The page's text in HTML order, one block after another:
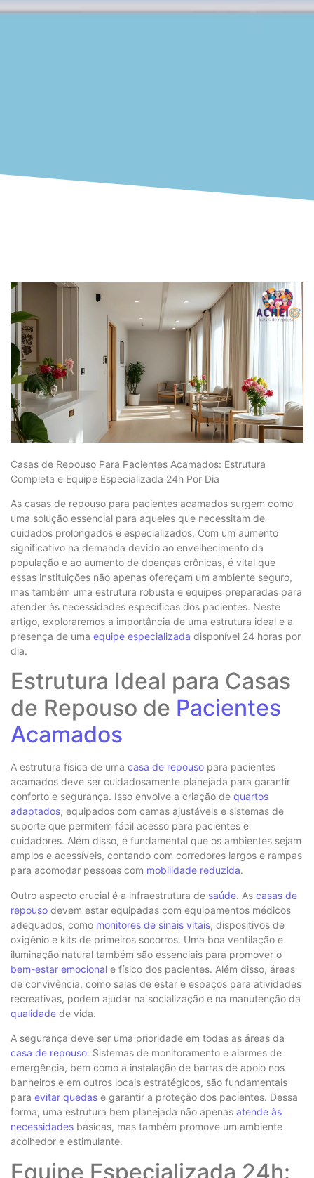
Casas de Repouso Para Pacientes Acamados: Estrutura
Completa e Equipe Especializada 24h Por Dia
As casas de repouso para pacientes acamados surgem como
uma solução essencial para aqueles que necessitam de
cuidados prolongados e especializados. Com um aumento
significativo na demanda devido ao envelhecimento da
população e ao aumento de doenças crônicas, é vital que
essas instituições não apenas ofereçam um ambiente seguro,
mas também uma estrutura robusta e equipes preparadas para
atender às necessidades específicas dos pacientes. Neste
artigo, exploraremos a importância de uma estrutura ideal e a
presença de uma equipe especializada disponível 24 horas por
dia.
Estrutura Ideal para Casas
de Repouso de Pacientes
Acamados
A estrutura física de uma casa de repouso para pacientes
acamados deve ser cuidadosamente planejada para garantir
conforto e segurança. Isso envolve a criação de quartos
adaptados, equipados com camas ajustáveis e sistemas de
suporte que permitem fácil acesso para pacientes e
cuidadores. Além disso, é fundamental que os ambientes sejam
amplos e acessíveis, contando com corredores largos e rampas
para acomodar pessoas com mobilidade reduzida.
Outro aspecto crucial é a infraestrutura de saúde. As casas de
repouso devem estar equipadas com equipamentos médicos
adequados, como monitores de sinais vitais, dispositivos de
oxigênio e kits de primeiros socorros. Uma boa ventilação e
iluminação natural também são essenciais para promover o
bem-estar emocional e físico dos pacientes. Além disso, áreas
de convivência, como salas de estar e espaços para atividades
recreativas, podem ajudar na socialização e na manutenção da
qualidade de vida.
A segurança deve ser uma prioridade em todas as áreas da
casa de repouso. Sistemas de monitoramento e alarmes de
emergência, bem como a instalação de barras de apoio nos
banheiros e em outros locais estratégicos, são fundamentais
para evitar quedas e garantir a proteção dos pacientes. Dessa
forma, uma estrutura bem planejada não apenas atende às
necessidades básicas, mas também promove um ambiente
acolhedor e estimulante.
Equipe Especializada 24h: